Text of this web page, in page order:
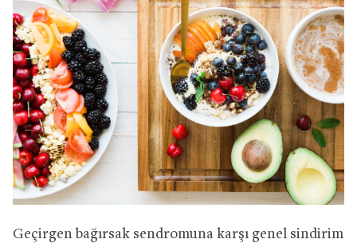
Geçirgen bağırsak sendromuna karşı genel sindirim